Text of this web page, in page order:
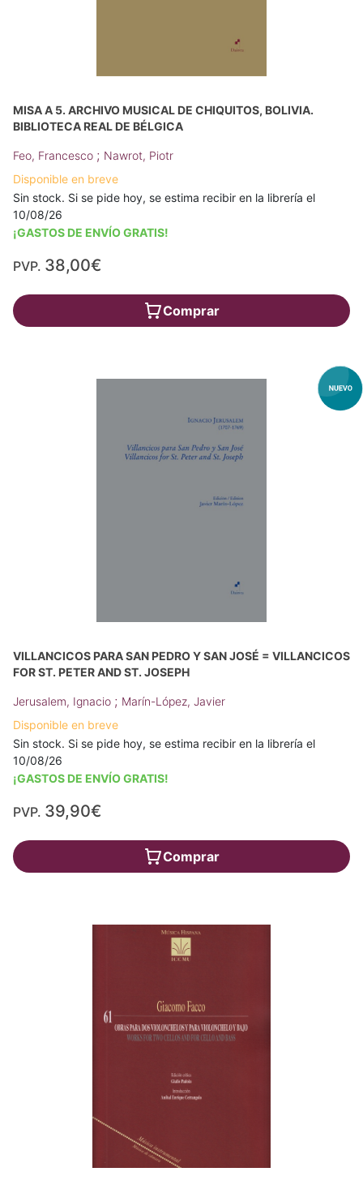
MISA A 5. ARCHIVO MUSICAL DE CHIQUITOS, BOLIVIA.
BIBLIOTECA REAL DE BÉLGICA
Feo, Francesco ; Nawrot, Piotr
Disponible en breve
Sin stock. Si se pide hoy, se estima recibir en la librería el
10/08/26
¡GASTOS DE ENVÍO GRATIS!
PVP. 38,00€
Comprar
VILLANCICOS PARA SAN PEDRO Y SAN JOSÉ = VILLANCICOS
FOR ST. PETER AND ST. JOSEPH
Jerusalem, Ignacio ; Marín-López, Javier
Disponible en breve
Sin stock. Si se pide hoy, se estima recibir en la librería el
10/08/26
¡GASTOS DE ENVÍO GRATIS!
PVP. 39,90€
Comprar